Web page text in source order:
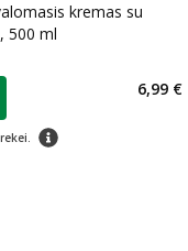
kremas su
500 ml
klubo narių
patarimas
6,99 €